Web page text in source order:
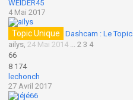
WEIDER45
4 Mai 2017
Topic Unique
Dashcam : Le Topic
ailys,24 Mai 2014 ... 2 3 4
66
8 174
lechonch
27 Avril 2017